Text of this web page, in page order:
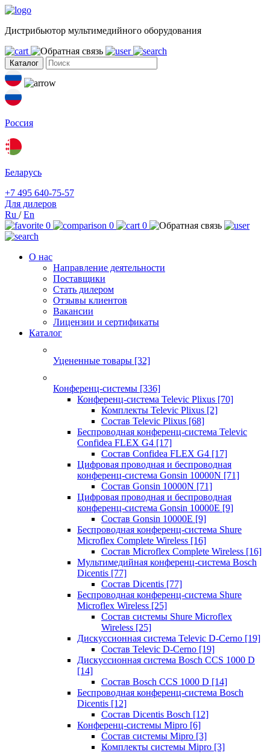
Дистрибьютор мультимедийного оборудования
Каталог
Россия
Беларусь
+7 495 640-75-57
Для дилеров
Ru /En
0
0 0
О нас
Направление деятельности
Поставщики
Стать дилером
Отзывы клиентов
Вакансии
Лицензии и сертификаты
Каталог
Уцененные товары [32]
Конференц-системы [336]
Конференц-система Televic Plixus [70]
Комплекты Televic Plixus [2]
Состав Televic Plixus [68]
Беспроводная конференц-система Televic
Confidea FLEX G4 [17]
Состав Confidea FLEX G4 [17]
Цифровая проводная и беспроводная
конференц-система Gonsin 10000N [71]
Состав Gonsin 10000N [71]
Цифровая проводная и беспроводная
конференц-система Gonsin 10000E [9]
Состав Gonsin 10000E [9]
Беспроводная конференц-система Shure
Microflex Complete Wireless [16]
Состав Microflex Complete Wireless [16]
Мультимедийная конференц-система Bosch
Dicentis [77]
Состав Dicentis [77]
Беспроводная конференц-система Shure
Microflex Wireless [25]
Состав системы Shure Microflex
Wireless [25]
Дискуссионная система Televic D-Cerno [19]
Состав Televic D-Cerno [19]
Дискуссионная система Bosch CCS 1000 D
[14]
Состав Bosch CCS 1000 D [14]
Беспроводная конференц-система Bosch
Dicentis [12]
Состав Dicentis Bosch [12]
Конференц-системы Mipro [6]
Состав системы Mipro [3]
Комплекты системы Mipro [3]